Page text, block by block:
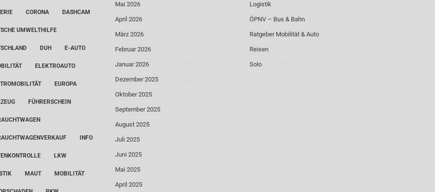
CORONA DASHCAM
UMWELTHILFE
DUH E-AUTO
ELEKTROAUTO
EUROPA
FÜHRERSCHEIN
INFO
LKW
MAUT MOBILITÄT
Mai 2026
April 2026
März 2026
Februar 2026
Januar 2026
Dezember 2025
Oktober 2025
September 2025
August 2025
Juli 2025
Juni 2025
Mai 2025
April 2025
Logistik
ÖPNV – Bus & Bahn
Ratgeber Mobilität & Auto
Reisen
Solo